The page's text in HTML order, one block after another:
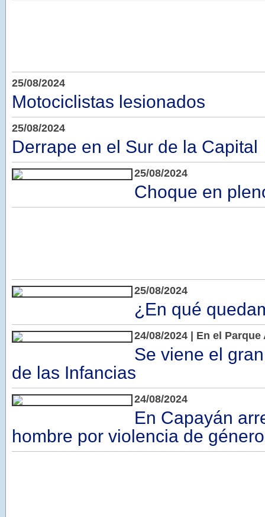
25/08/2024
Motociclistas lesionados
25/08/2024
Derrape en el Sur de la Capital
25/08/2024
Choque en
25/08/2024
¿En qué
24/08/2024 | En el
Se viene el
de las Infancias
24/08/2024
En Capayán
hombre por violencia de género